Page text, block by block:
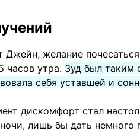
Джейн, желание
часов утра. Зуд был таким
себя уставшей и
дискомфорт стал
лишь бы дать немного